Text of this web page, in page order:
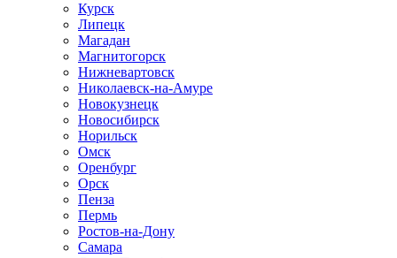
Курск
Липецк
Магадан
Магнитогорск
Нижневартовск
Николаевск-на-Амуре
Новокузнецк
Новосибирск
Норильск
Омск
Оренбург
Орск
Пенза
Пермь
Ростов-на-Дону
Самара